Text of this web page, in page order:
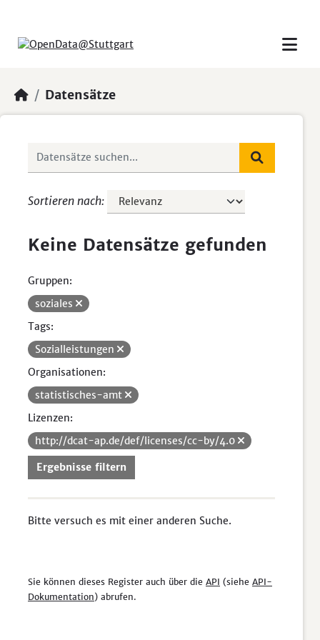
Datensätze
Sortieren nach
Keine Datensätze gefunden
Gruppen:
soziales
Tags:
Sozialleistungen
Organisationen:
statistisches-amt
Lizenzen:
http://dcat-ap.de/def/licenses/cc-by/4.0
Ergebnisse filtern
Bitte versuch es mit einer anderen Suche.
Sie können dieses Register auch über die API (siehe API-
Dokumentation) abrufen.